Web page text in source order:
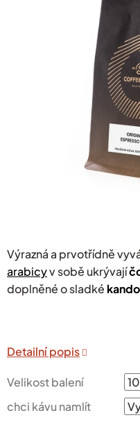
Velikost balení
chci kávu namlít
Výrazná a prvotřídně
arabicyv sobě ukrývají
doplněné o sladké